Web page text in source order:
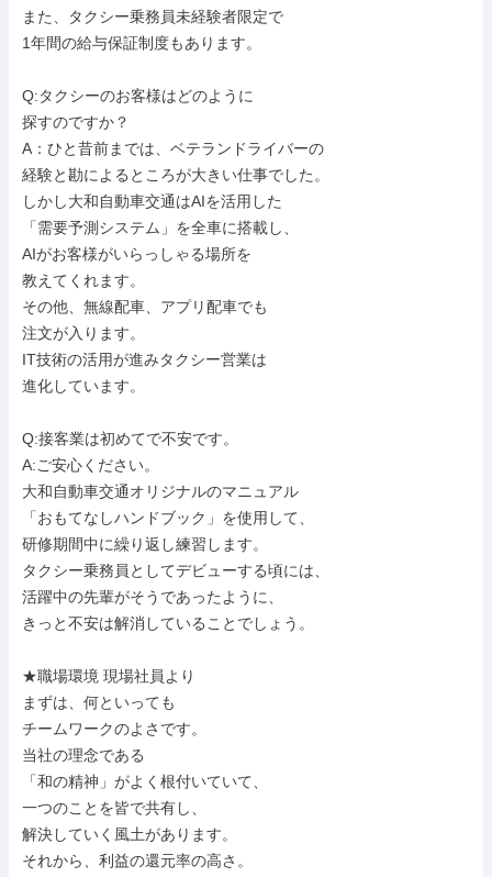
また、タクシー乗務員未経験者限定で
1年間の給与保証制度もあります。
Q:タクシーのお客様はどのように
探すのですか？
A：ひと昔前までは、ベテランドライバーの
経験と勘によるところが大きい仕事でした。
しかし大和自動車交通はAIを活用した
「需要予測システム」を全車に搭載し、
AIがお客様がいらっしゃる場所を
教えてくれます。
その他、無線配車、アプリ配車でも
注文が入ります。
IT技術の活用が進みタクシー営業は
進化しています。
Q:接客業は初めてで不安です。
A:ご安心ください。
大和自動車交通オリジナルのマニュアル
「おもてなしハンドブック」を使用して、
研修期間中に繰り返し練習します。
タクシー乗務員としてデビューする頃には、
活躍中の先輩がそうであったように、
きっと不安は解消していることでしょう。
★職場環境 現場社員より
まずは、何といっても
チームワークのよさです。
当社の理念である
「和の精神」がよく根付いていて、
一つのことを皆で共有し、
解決していく風土があります。
それから、利益の還元率の高さ。